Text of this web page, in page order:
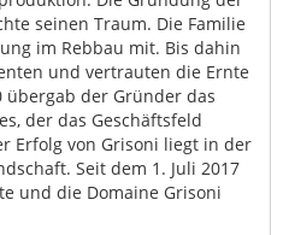
seinen Traum. Die Familie
im Rebbau mit. Bis dahin
und vertrauten die Ernte
übergab der Gründer das
der das Geschäftsfeld
Erfolg von Grisoni liegt in der
Seit dem 1. Juli 2017
und die Domaine Grisoni